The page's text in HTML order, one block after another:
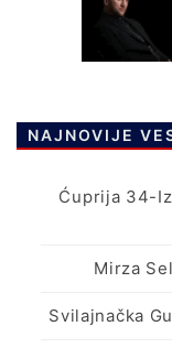
NAJNOVIJE
Ćuprija 34-
Mirza
Svilajnačka